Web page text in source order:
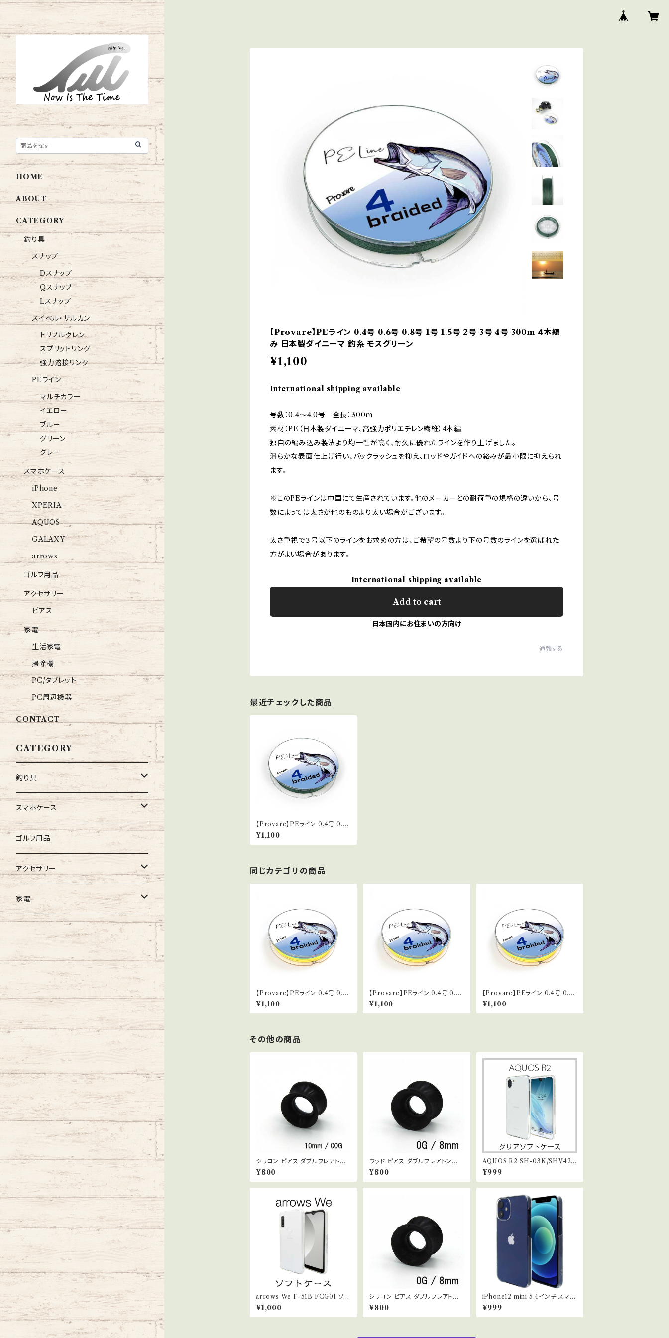
【Provare】PEライン 0.4号 0.6号 0.8号 1号 1.5号 2号 3号 4号 300m ４本編
み 日本製ダイニーマ 釣糸 モスグリーン
¥1,100
International shipping available
号数：0.4～4.0号 全長：300ｍ
素材：PE（日本製ダイニーマ、高強力ポリエチレン繊維）4本編
独自の編み込み製法より均一性が高く、耐久に優れたラインを作り上げました。
滑らかな表面仕上げ行い、バックラッシュを抑え、ロッドやガイドへの絡みが最小限に抑えられ
ます。
※このPEラインは中国にて生産されています。他のメーカーとの耐荷重の規格の違いから、号
数によっては太さが他のものより太い場合がございます。
太さ重視で３号以下のラインをお求めの方は、ご希望の号数より下の号数のラインを選ばれた
方がよい場合があります。
International shipping available
Add to cart
日本国内にお住まいの方向け
通報する
最近チェックした商品
【Provare】PEライン 0.4号 0.6
号 0.8号 1号 1.5号 2号 3号 4号
300m ４本編み 日本製ダイニー
マ 釣糸 モスグリーン
¥1,100
同じカテゴリの商品
【Provare】PEライン 0.4号 0.6
号 0.8号 1号 1.5号 150m ４本編
み 日本製ダイニーマ １０ｍマーカ
ー 釣糸 マルチカラー
¥1,100
【Provare】PEライン 0.4号 0.6
号 0.8号 1号 1.5号 2号 3号 6号
200m ４本編み 日本製ダイニー
マ １０ｍマーカー 釣糸 マルチカラ
¥1,100
【Provare】PEライン 0.4号 0.6
号 0.8号 1号 1.5号 2号 3号 6号
300m ４本編み 日本製ダイニー
マ １０ｍマーカー 釣糸 マルチカラ
¥1,100
その他の商品
シリコン ピアス ダブルフレアトン
ネル ボディピアス ブラック 00G 1
0mm
¥800
ウッド ピアス ダブルフレアトンネ
ル ボディピアス 木製 0G 8mm
¥800
AQUOS R2 SH-03K/SHV42
クリアソフトケース TPUケース ス
¥999
arrows We F-51B FCG01 ソフ
トケース クリア
¥1,000
シリコン ピアス ダブルフレアトン
ネル ボディピアス ブラック 0G 8
mm
¥800
iPhone12 mini 5.4インチ スマホ
ケース クリア カバー ハード ポリ
カーボネート ストラップホール付
【Provare】
¥999
HOME
ABOUT
CATEGORY
釣り具
スナップ
Dスナップ
Qスナップ
Lスナップ
スイベル・サルカン
トリプルクレン
スプリットリング
強力溶接リンク
PEライン
マルチカラー
イエロー
ブルー
グリーン
グレー
スマホケース
iPhone
XPERIA
AQUOS
GALAXY
arrows
ゴルフ用品
アクセサリー
ピアス
家電
生活家電
掃除機
PC/タブレット
PC周辺機器
CONTACT
CATEGORY
釣り具
スナップ
Dスナップ
Qスナップ
スイベル・サルカン
トリプルクレン
スプリットリング
強力溶接リンク
PEライン
マルチカラー
イエロー
ブルー
グリーン
スマホケース
iPhone
XPERIA
AQUOS
arrows
ゴルフ用品
アクセサリー
ピアス
家電
掃除機
PC/タブレット
PC周辺機器